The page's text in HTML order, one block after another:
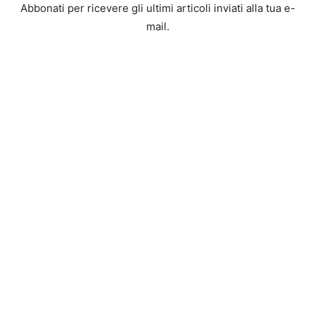
Abbonati per ricevere gli ultimi articoli inviati alla tua e-
mail.